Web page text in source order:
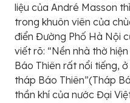
liệu của André Masson
trong khuôn viên của
điển Đường Phố Hà Nội
viết rõ: “Nền nhà thờ
Báo Thiên rất nổi tiếng,
tháp Báo Thiên”(Tháp
thần khí của nước Đại